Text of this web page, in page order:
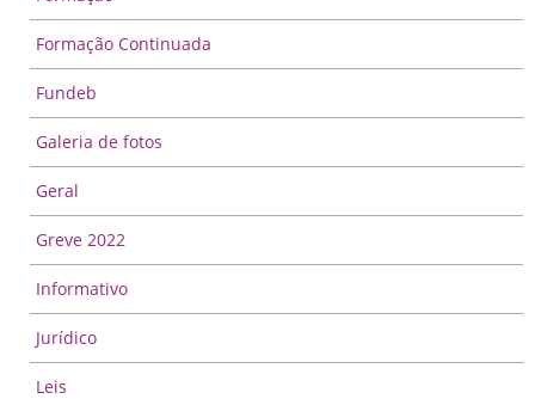
Formação Continuada
Fundeb
Galeria de fotos
Geral
Greve 2022
Informativo
Jurídico
Leis